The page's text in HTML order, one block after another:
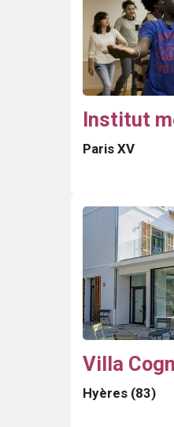
Institut
Paris XV
Villa
Hyères (83)